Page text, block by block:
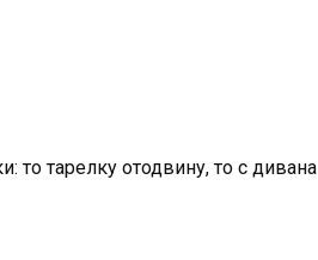
то тарелку отодвину, то с дивана